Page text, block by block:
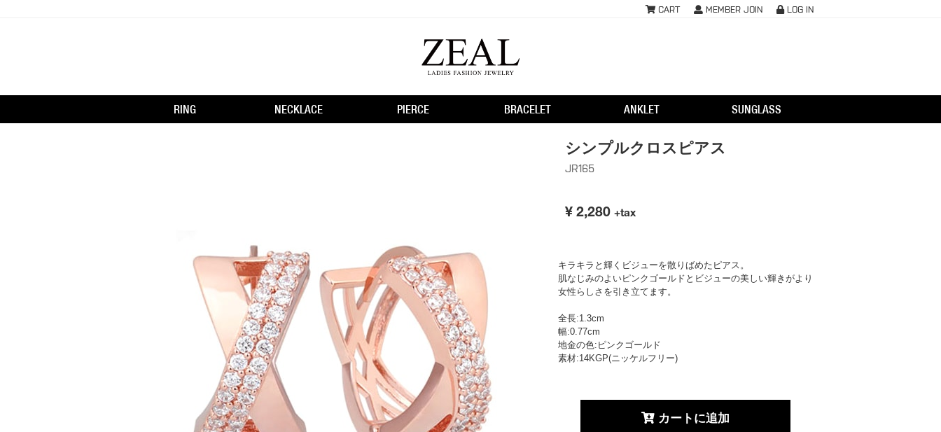
CART MEMBER JOIN LOG IN
RING NECKLACE PIERCE BRACELET ANKLET SUNGLASS
シンプルクロスピアス
JR165
¥ 2,280 +tax
キラキラと輝くビジューを散りばめたピアス。
肌なじみのよいピンクゴールドとビジューの美しい輝きがより
女性らしさを引き立てます。
全長:1.3cm
幅:0.77cm
地金の色:ピンクゴールド
素材:14KGP(ニッケルフリー)
カートに追加